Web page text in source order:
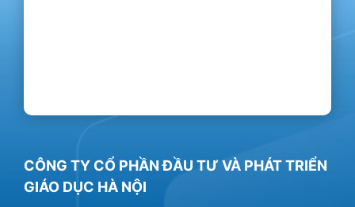
CÔNG TY CỔ PHẦN ĐẦU TƯ VÀ PHÁT TRIỂN
GIÁO DỤC HÀ NỘI